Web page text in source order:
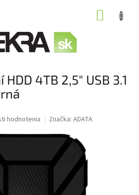
HDD 4TB 2,5" USB 3.1
hodnotenia Značka: ADATA